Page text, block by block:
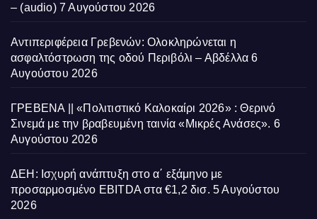
– (audio) 7 Αυγούστου 2026
Αντιπεριφέρεια Γρεβενών: Ολοκληρώνεται η
ασφαλτόστρωση της οδού Περιβόλι – Αβδέλλα 6
Αυγούστου 2026
ΓΡΕΒΕΝΑ || «Πολιτιστικό Καλοκαίρι 2026» : Θερινό
Σινεμά με την βραβευμένη ταινία «Μικρές Ανάσες». 6
Αυγούστου 2026
ΔΕΗ: Ισχυρή ανάπτυξη στο α΄ εξάμηνο με
προσαρμοσμένο EBITDA στα €1,2 δισ. 5 Αυγούστου
2026